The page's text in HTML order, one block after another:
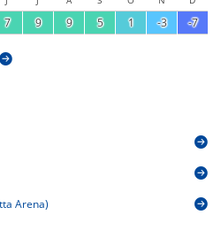
7 9 9 5 1 -3 -7
Arena)